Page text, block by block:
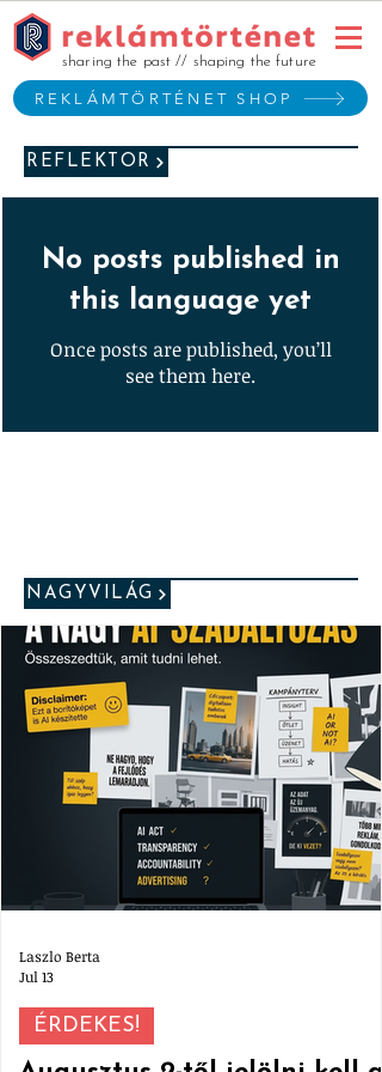
REKLÁMTÖRTÉNET SHOP
sharing the past // shaping the future
REFLEKTOR
No posts published in
this language yet
Once posts are published, you’ll
see them here.
NAGYVILÁG
ÉRDEKES!
Laszlo Berta
Jul 13